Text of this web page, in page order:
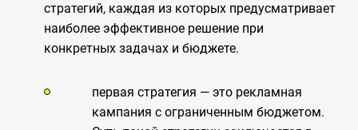
стратегий, каждая из которых предусматривает
наиболее эффективное решение при
конкретных задачах и бюджете.
первая стратегия — это рекламная
кампания с ограниченным бюджетом.